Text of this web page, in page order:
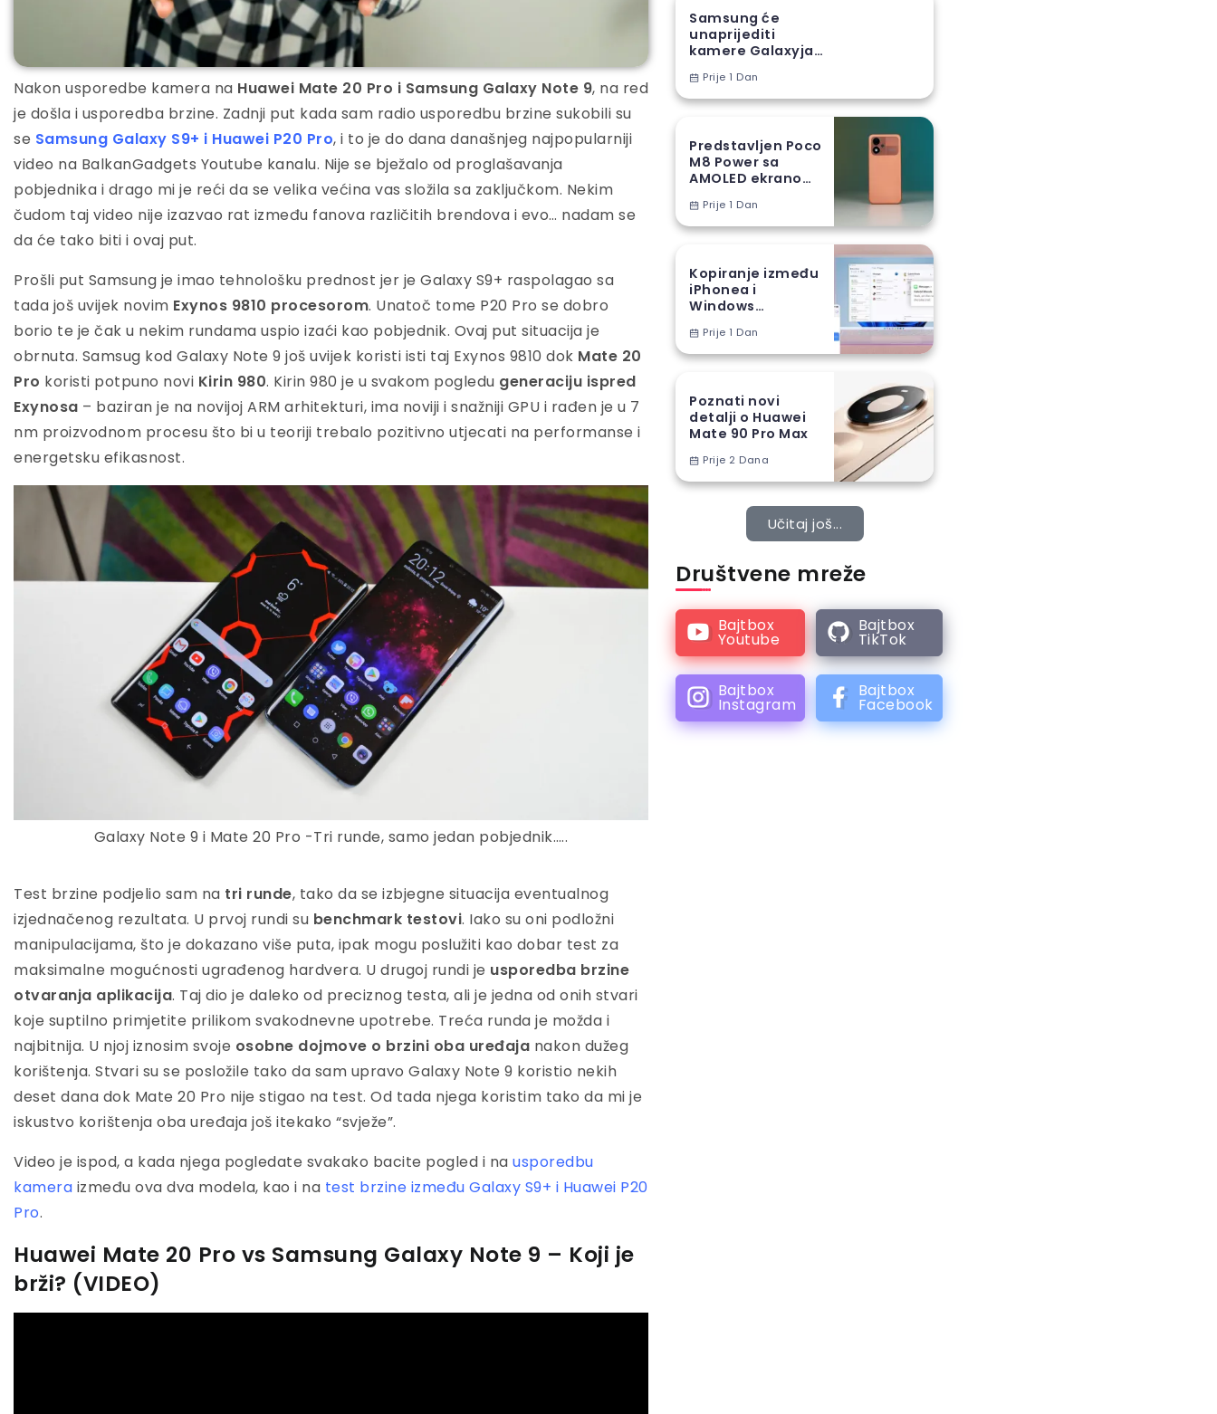
Nakon usporedbe kamera na Huawei Mate 20 Pro i Samsung Galaxy Note 9, na red
je došla i usporedba brzine. Zadnji put kada sam radio usporedbu brzine sukobili su
se Samsung Galaxy S9+ i Huawei P20 Pro, i to je do dana današnjeg najpopularniji
video na BalkanGadgets Youtube kanalu. Nije se bježalo od proglašavanja
pobjednika i drago mi je reći da se velika većina vas složila sa zaključkom. Nekim
čudom taj video nije izazvao rat između fanova različitih brendova i evo… nadam se
da će tako biti i ovaj put.
Prošli put Samsung je imao tehnološku prednost jer je Galaxy S9+ raspolagao sa
tada još uvijek novim Exynos 9810 procesorom. Unatoč tome P20 Pro se dobro
borio te je čak u nekim rundama uspio izaći kao pobjednik. Ovaj put situacija je
obrnuta. Samsug kod Galaxy Note 9 još uvijek koristi isti taj Exynos 9810 dok Mate 20
Pro koristi potpuno novi Kirin 980. Kirin 980 je u svakom pogledu generaciju ispred
Exynosa – baziran je na novijoj ARM arhitekturi, ima noviji i snažniji GPU i rađen je u 7
nm proizvodnom procesu što bi u teoriji trebalo pozitivno utjecati na performanse i
energetsku efikasnost.
Galaxy Note 9 i Mate 20 Pro -Tri runde, samo jedan pobjednik…..
Test brzine podjelio sam na tri runde, tako da se izbjegne situacija eventualnog
izjednačenog rezultata. U prvoj rundi su benchmark testovi. Iako su oni podložni
manipulacijama, što je dokazano više puta, ipak mogu poslužiti kao dobar test za
maksimalne mogućnosti ugrađenog hardvera. U drugoj rundi je usporedba brzine
otvaranja aplikacija. Taj dio je daleko od preciznog testa, ali je jedna od onih stvari
koje suptilno primjetite prilikom svakodnevne upotrebe. Treća runda je možda i
najbitnija. U njoj iznosim svoje osobne dojmove o brzini oba uređaja nakon dužeg
korištenja. Stvari su se posložile tako da sam upravo Galaxy Note 9 koristio nekih
deset dana dok Mate 20 Pro nije stigao na test. Od tada njega koristim tako da mi je
iskustvo korištenja oba uređaja još itekako “svježe”.
Video je ispod, a kada njega pogledate svakako bacite pogled i na usporedbu
kamera između ova dva modela, kao i na test brzine između Galaxy S9+ i Huawei P20
Pro.
Huawei Mate 20 Pro vs Samsung Galaxy Note 9 – Koji je
brži? (VIDEO)
Samsung će
unaprijediti
kamere Galaxyja
proizvodnom
tehnikom
Prije 1 Dan
Predstavljen Poco
M8 Power sa
AMOLED ekranom i
baterijom
Prije 1 Dan
Kopiranje između
iPhonea i
Windows
EUPrije 1 Dan
Poznati novi
detalji o Huawei
Mate 90 Pro Max
Prije 2 Dana
Učitaj još...
Društvene mreže
Bajtbox
Youtube
Bajtbox
TikTok
Bajtbox
Instagram
Bajtbox
Facebook